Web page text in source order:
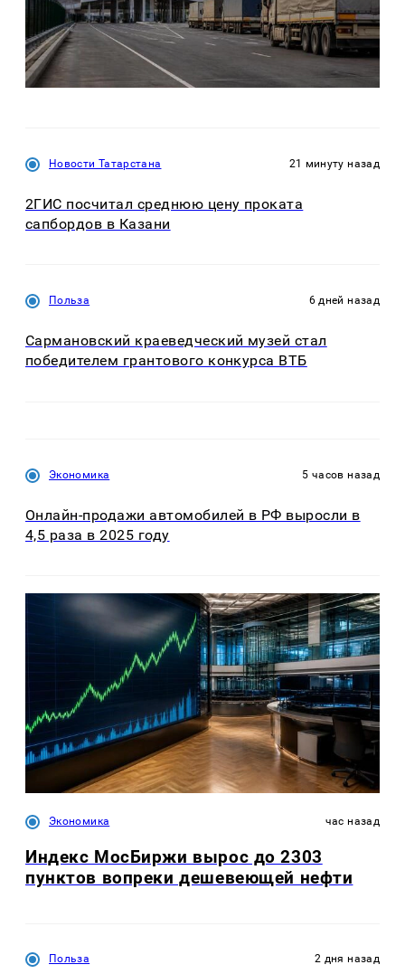
Новости Татарстана 21 минуту назад
2ГИС посчитал среднюю цену проката
сапбордов в Казани
Польза 6 дней назад
Сармановский краеведческий музей стал
победителем грантового конкурса ВТБ
Экономика 5 часов назад
Онлайн-продажи автомобилей в РФ выросли в
4,5 раза в 2025 году
Экономика час назад
Индекс МосБиржи вырос до 2303
пунктов вопреки дешевеющей нефти
Польза 2 дня назад